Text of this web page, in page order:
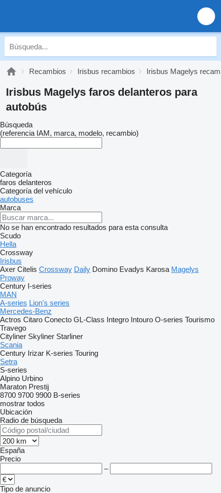
Recambios Irisbus recambios Irisbus Magelys
Irisbus Magelys faros delanteros para
autobús
Búsqueda
(referencia IAM, marca, modelo, recambio)
Categoría
faros delanteros
Categoría del vehículo
autobuses
Marca
No se han encontrado resultados para esta consulta
Scudo
Hella
Crossway
Irisbus
Axer Citelis Crossway Daily Domino Evadys Karosa Magelys
Proway
Century I-series
MAN
A-series Lion's series
Mercedes-Benz
Actros Citaro Conecto GL-Class Integro Intouro O-series Tourismo
Travego
Cityliner Skyliner Starliner
Scania
Century Irizar K-series Touring
Setra
S-series
Alpino Urbino
Maraton Prestij
8700 9700 9900 B-series
mostrar todos
Ubicación
Radio de búsqueda
España
Precio
–
Tipo de anuncio